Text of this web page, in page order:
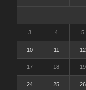
3 4 5
10 11 12
17 18 19
24 25 26